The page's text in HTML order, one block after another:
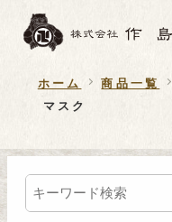
ホーム 商品一覧
マスク